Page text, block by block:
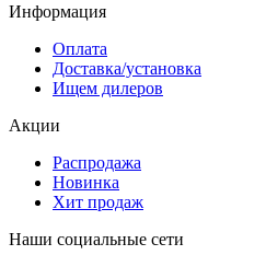
Информация
Оплата
Доставка/установка
Ищем дилеров
Акции
Распродажа
Новинка
Хит продаж
Наши социальные сети